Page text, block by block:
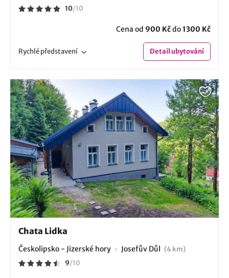
10/10
Cena od 900 Kčdo1300 Kč
Rychlépředstavení Detailubytování
Chata Lidka
Českolipsko - Jizerské hory Josefův Důl (4 km)
9/10